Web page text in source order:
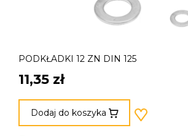
PODKŁADKI 12 ZN DIN 125
11,35 zł
Dodaj do koszyka